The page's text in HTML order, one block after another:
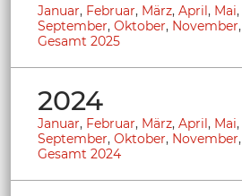
Januar, Februar, März, April, Mai,
September, Oktober, November,
Gesamt 2025
2024
Januar, Februar, März, April, Mai,
September, Oktober, November,
Gesamt 2024